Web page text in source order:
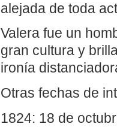
alejada de toda
Valera fue un
gran cultura y
ironía
Otras fechas de
1824: 18 de